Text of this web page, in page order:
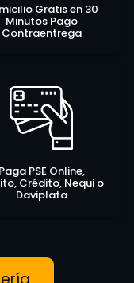
Gratis en 30
Minutos Pago
Contraentrega
Paga PSE Online,
Crédito, Nequi o
Daviplata